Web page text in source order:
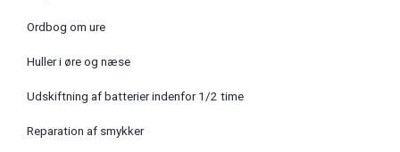
Ordbog om ure
Huller i øre og næse
Udskiftning af batterier indenfor 1/2 time
Reparation af smykker